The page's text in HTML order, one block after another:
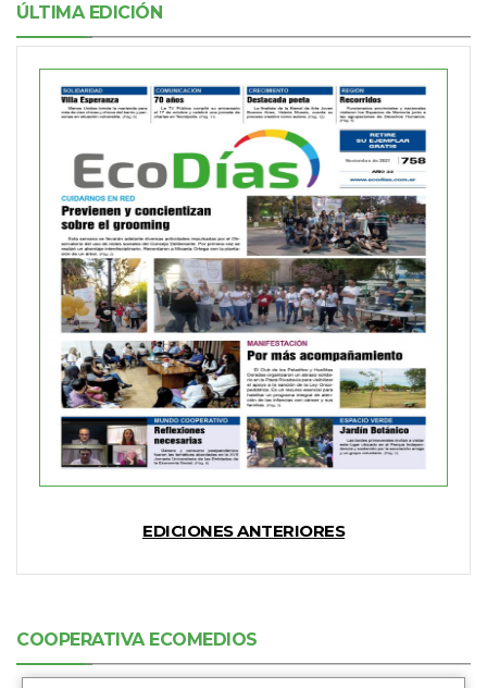
ÚLTIMA EDICIÓN
EDICIONES ANTERIORES
COOPERATIVA ECOMEDIOS